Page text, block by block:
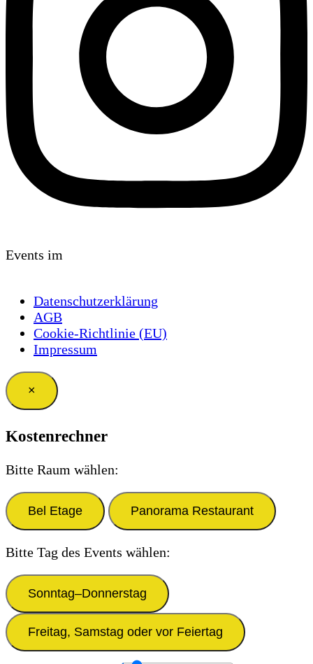
Events im
Datenschutzerklärung
AGB
Cookie-Richtlinie (EU)
Impressum
×
Kostenrechner
Bitte Raum wählen:
Bel Etage Panorama Restaurant
Bitte Tag des Events wählen:
Sonntag–Donnerstag
Freitag, Samstag oder vor Feiertag